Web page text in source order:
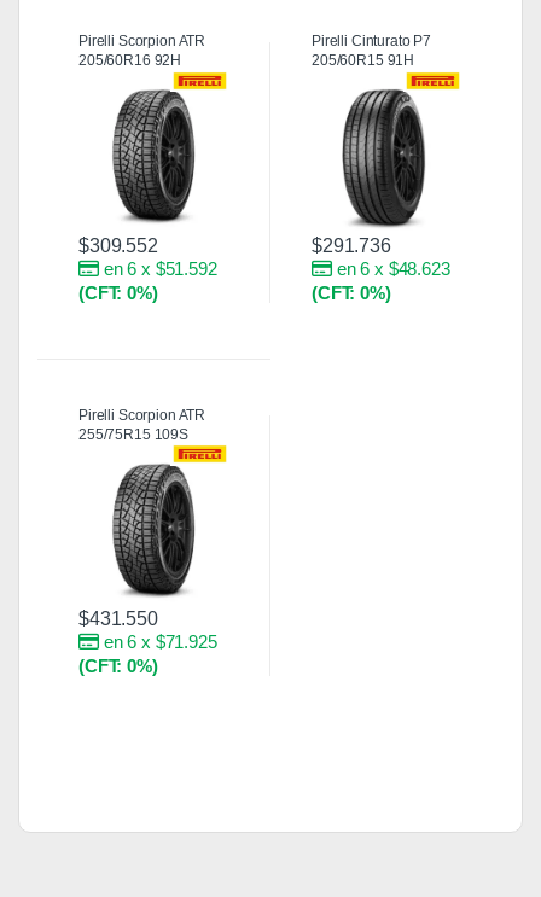
Pirelli Scorpion ATR
205/60R16 92H
$309.552
en 6 x $51.592
(CFT: 0%)
Pirelli Cinturato P7
205/60R15 91H
$291.736
en 6 x $48.623
(CFT: 0%)
Pirelli Scorpion ATR
255/75R15 109S
$431.550
en 6 x $71.925
(CFT: 0%)